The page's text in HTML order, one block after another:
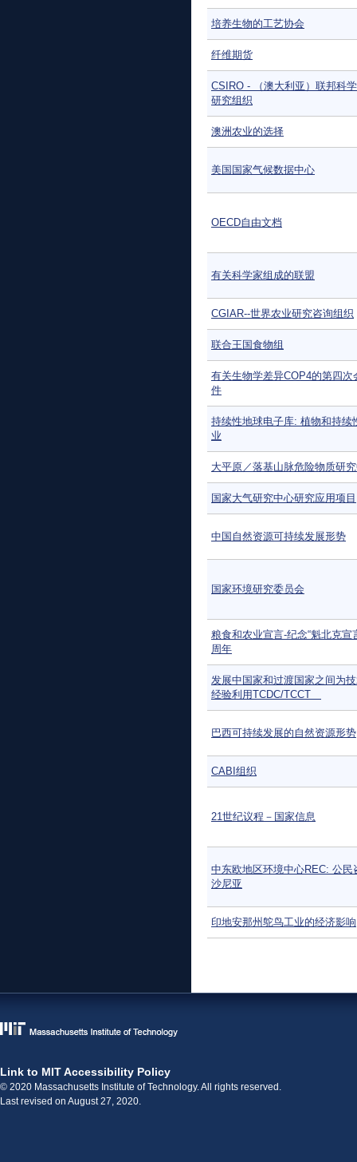
培养生物的工艺协会
纤维期货
CSIRO - （澳大利亚）联邦科
研究组织
澳洲农业的选择
美国国家气候数据中心
OECD自由文档
有关科学家组成的联盟
CGIAR--世界农业研究咨询组织
联合王国食物组
有关生物学差异COP4的第四次
件
持续性地球电子库: 植物和持续
业
大平原／落基山脉危险物质研
国家大气研究中心研究应用项目
中国自然资源可持续发展形势
国家环境研究委员会
粮食和农业宣言-纪念“魁北克宣
周年
发展中国家和过渡国家之间为
经验利用TCDC/TCCT
巴西可持续发展的自然资源形势
CABI组织
21世纪议程－国家信息
中东欧地区环境中心REC: 公民
沙尼亚
印地安那州鸵鸟工业的经济影响
Link to MIT Accessibility Policy
© 2020 Massachusetts Institute of Technology. All rights reserved.
Last revised on August 27, 2020.